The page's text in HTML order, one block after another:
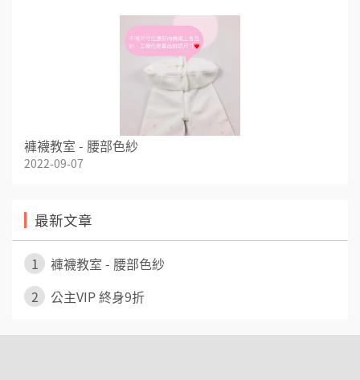
褲襪教室 - 腰部色紗
2022-09-07
最新文章
1
褲襪教室 - 腰部色紗
2
公主VIP 終身9折